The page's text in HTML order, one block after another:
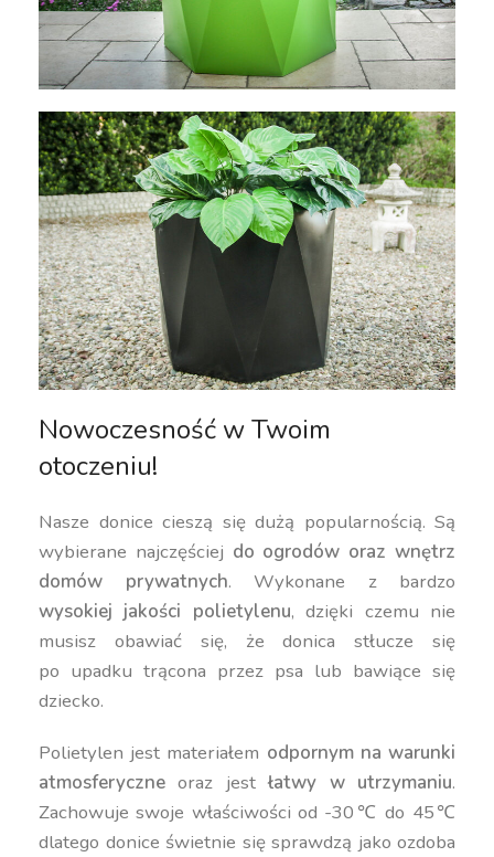
Nowoczesność w Twoim
otoczeniu!
Nasze donice cieszą się dużą popularnością. Są
wybierane najczęściej do ogrodów oraz wnętrz
domów prywatnych. Wykonane z bardzo
wysokiej jakości polietylenu, dzięki czemu nie
musisz obawiać się, że donica stłucze się
po upadku trącona przez psa lub bawiące się
dziecko.
Polietylen jest materiałem odpornym na warunki
atmosferyczne oraz jestłatwy w utrzymaniu.
Zachowuje swoje właściwości od -30℃ do 45℃
dlatego donice świetnie się sprawdzą jako ozdoba